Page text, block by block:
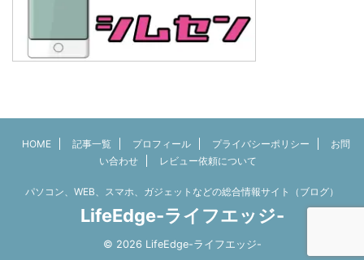
HOME 記事一覧 プロフィール プライバシーポリシー
お問
い合わせ
レビュー依頼について
パソコン、WEB、スマホ、ガジェットなどの総合情報サイト（ブログ）
LifeEdge-ライフエッジ-
© 2026 LifeEdge-ライフエッジ-